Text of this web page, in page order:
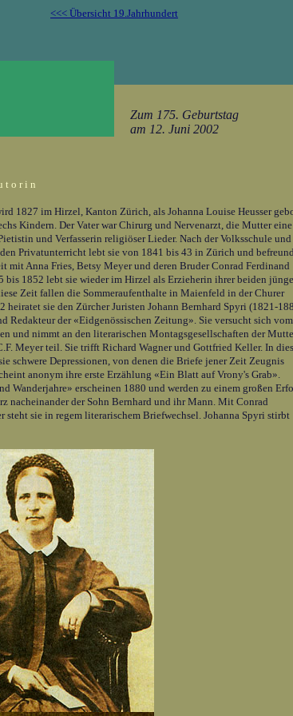
<<< Übersicht 19.Jahrhundert
Zum 175. Geburtstag
am 12. Juni 2002
t o r i n
1827 im Hirzel, Kanton Zürich, als Johanna Louise Heusser
Kindern. Der Vater war Chirurg und Nervenarzt, die Mutter eine
und Verfasserin religiöser Lieder. Nach der Volksschule und
Privatunterricht lebt sie von 1841 bis 43 in Zürich und
mit Anna Fries, Betsy Meyer und deren Bruder Conrad Ferdinand
bis 1852 lebt sie wieder im Hirzel als Erzieherin ihrer beiden
Zeit fallen die Sommeraufenthalte in Maienfeld in der Churer
heiratet sie den Zürcher Juristen Johann Bernhard Spyri (1821-
Redakteur der «Eidgenössischen Zeitung». Sie versucht sich vom
und nimmt an den literarischen Montagsgesellschaften der
Meyer teil. Sie trifft Richard Wagner und Gottfried Keller. In
schwere Depressionen, von denen die Briefe jener Zeit Zeugnis
anonym ihre erste Erzählung «Ein Blatt auf Vrony's Grab».
Wanderjahre» erscheinen 1880 und werden zu einem großen
nacheinander der Sohn Bernhard und ihr Mann. Mit Conrad
steht sie in regem literarischem Briefwechsel. Johanna Spyri stirbt